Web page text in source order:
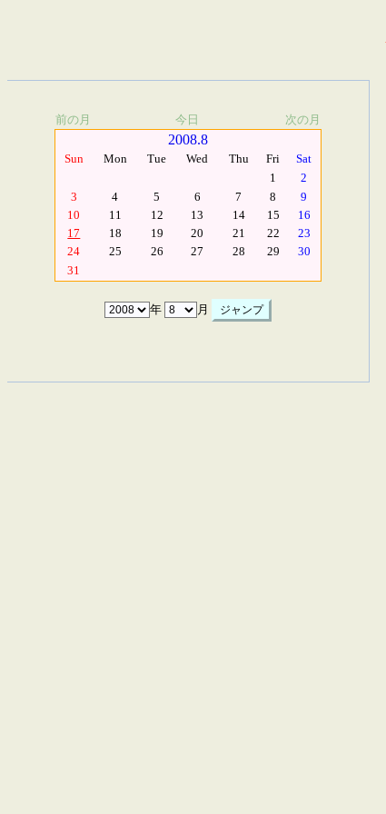
前の月 今日 次の月
2008.8
Sun Mon Tue Wed Thu Fri
Sat
1
2
3
4 5 6 7 8
9
10
11 12 13 14 15
16
17
18 19 20 21 22
23
24
25 26 27 28 29
30
31
年 月